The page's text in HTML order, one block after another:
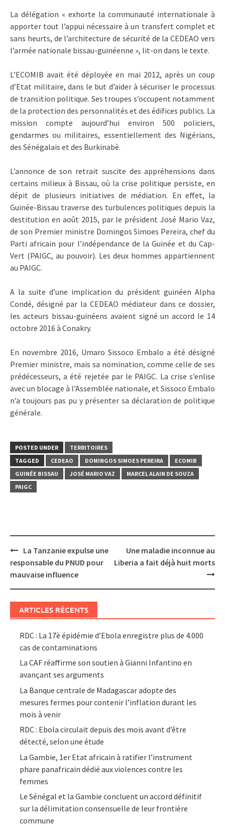
La délégation « exhorte la communauté internationale à
apporter tout l’appui nécessaire à un transfert complet et
sans heurts, de l’architecture de sécurité de la CEDEAO vers
l’armée nationale bissau-guinéenne », lit-on dans le texte.
L’ECOMIB avait été déployée en mai 2012, après un coup
d’Etat militaire, dans le but d’aider à sécuriser le processus
de transition politique. Ses troupes s’occupent notamment
de la protection des personnalités et des édifices publics. La
mission compte aujourd’hui environ 500 policiers,
gendarmes ou militaires, essentiellement des Nigérians,
des Sénégalais et des Burkinabè.
L’annonce de son retrait suscite des appréhensions dans
certains milieux à Bissau, où la crise politique persiste, en
dépit de plusieurs initiatives de médiation. En effet, la
Guinée-Bissau traverse des turbulences politiques depuis la
destitution en août 2015, par le président José Mario Vaz,
de son Premier ministre Domingos Simoes Pereira, chef du
Parti africain pour l’indépendance de la Guinée et du Cap-
Vert (PAIGC, au pouvoir). Les deux hommes appartiennent
au PAIGC.
A la suite d’une implication du président guinéen Alpha
Condé, désigné par la CEDEAO médiateur dans ce dossier,
les acteurs bissau-guinéens avaient signé un accord le 14
octobre 2016 à Conakry.
En novembre 2016, Umaro Sissoco Embalo a été désigné
Premier ministre, mais sa nomination, comme celle de ses
prédécesseurs, a été rejetée par le PAIGC. La crise s’enlise
avec un blocage à l’Assemblée nationale, et Sissoco Embalo
n’a toujours pas pu y présenter sa déclaration de politique
générale.
POSTED UNDER
TERRITOIRES
TAGGED
CEDEAO DOMINGOS SIMOES PEREIRA
ECOMIB
GUINÉE BISSAU
JOSÉ MARIO VAZ
MARCEL ALAIN DE SOUZA
PAIGC
Post
navigation
La Tanzanie expulse une
responsable du PNUD pour
mauvaise influence
Une maladie inconnue au
Liberia a fait déjà huit morts
ARTICLES RÉCENTS
RDC : La 17è épidémie d’Ebola enregistre plus de 4.000
cas de contaminations
La CAF réaffirme son soutien à Gianni Infantino en
avançant ses arguments
La Banque centrale de Madagascar adopte des
mesures fermes pour contenir l’inflation durant les
mois à venir
RDC : Ebola circulait depuis des mois avant d’être
détecté, selon une étude
La Gambie, 1er Etat africain à ratifier l’instrument
phare panafricain dédié aux violences contre les
femmes
Le Sénégal et la Gambie concluent un accord définitif
sur la délimitation consensuelle de leur frontière
commune